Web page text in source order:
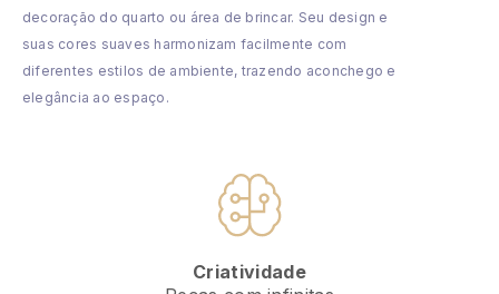
decoração do quarto ou área de brincar. Seu design e
suas cores suaves harmonizam facilmente com
diferentes estilos de ambiente, trazendo aconchego e
elegância ao espaço.
Criatividade